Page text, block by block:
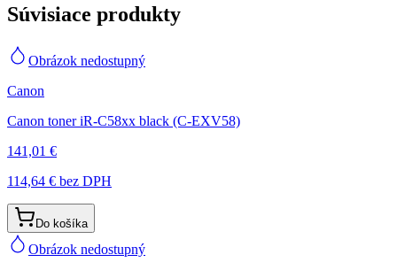
Súvisiace produkty
Obrázok nedostupný
Canon
Canon toner iR-C58xx black (C-EXV58)
141,01 €
114,64 € bez DPH
Do košíka
Obrázok nedostupný